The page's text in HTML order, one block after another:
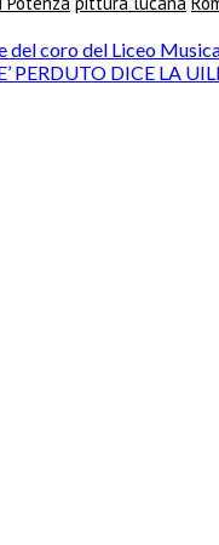
coro del Liceo
PERDUTO DICE LA